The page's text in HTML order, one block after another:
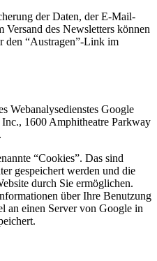
der Daten, der E-Mail-
Versand des Newsletters können
den “Austragen”-Link im
Webanalysedienstes Google
1600 Amphitheatre Parkway
“Cookies”. Das sind
gespeichert werden und die
durch Sie ermöglichen.
über Ihre Benutzung
an einen Server von Google in